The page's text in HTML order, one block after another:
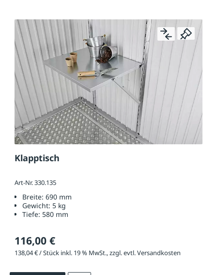
Klapptisch
Art-Nr. 330.135
Breite: 690 mm
Gewicht: 5 kg
Tiefe: 580 mm
116,00 €
138,04 € / Stück inkl. 19 % MwSt., zzgl. evtl. Versandkosten